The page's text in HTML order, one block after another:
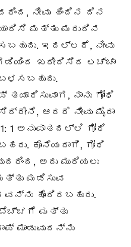
ನೀವು ಹಿಂದಿನ ದಿನ
ಮತ್ತು ಮರುದಿನ
ಇದಲ್ಲದೆ, ನೀವು
ಖರೀದಿಸಿದ ಲಚ್ಚಾ
ನಾನು ಗೋಧಿ
ಆದರೆ ನೀವು ಮೈದಾ
1 ಅನುಪಾತದಲ್ಲಿ ಗೋಧಿ
ಕೊನೆಯದಾಗಿ, ಗೋಧಿ
ಅದು ಮುರಿಯಲು
ಮಡಿಸುವ
ಹೊಂದಿರಬಹುದು.
ಮತ್ತು
ಮಾಡುವುದನ್ನು